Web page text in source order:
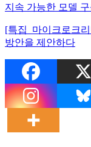
지속 가능한 모델 구
[특집_마이크로크
방안을 제안하다